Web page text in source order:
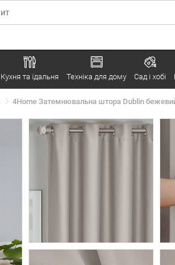
Кухня та їдальня Техніка для дому Сад і хобі
4Home Затемнювальна штора Dublin